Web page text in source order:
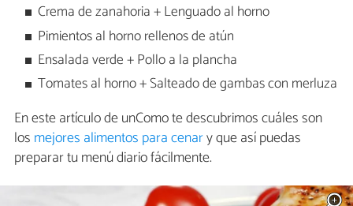
Crema de zanahoria + Lenguado al horno
Pimientos al horno rellenos de atún
Ensalada verde + Pollo a la plancha
Tomates al horno + Salteado de gambas con merluza
En este artículo de unComo te descubrimos cuáles son
los mejores alimentos para cenary que así puedas
preparar tu menú diario fácilmente.